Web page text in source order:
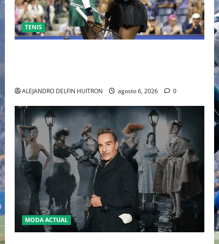
TENIS
ALEJANDRO DELFIN HUITRON agosto 6, 2026 0
MODA ACTUAL